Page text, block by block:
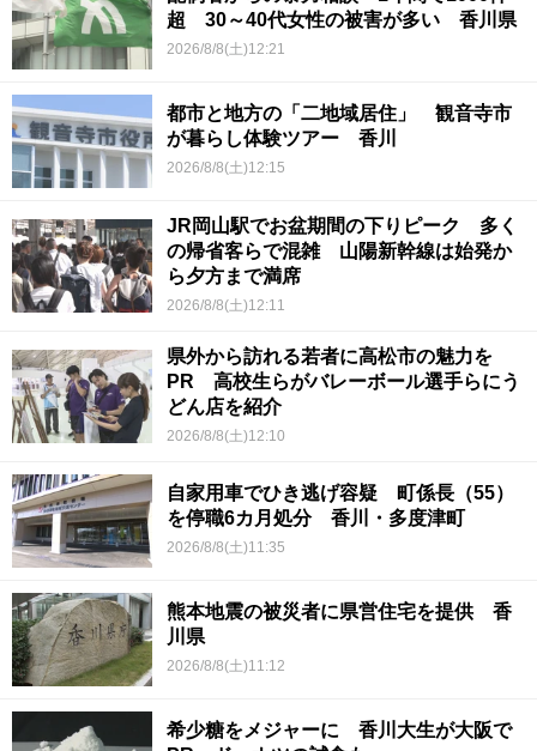
超 30～40代女性の被害が多い 香川県
2026/8/8(土)12:21
都市と地方の「二地域居住」 観音寺市
が暮らし体験ツアー 香川
2026/8/8(土)12:15
JR岡山駅でお盆期間の下りピーク 多く
の帰省客らで混雑 山陽新幹線は始発か
ら夕方まで満席
2026/8/8(土)12:11
県外から訪れる若者に高松市の魅力を
PR 高校生らがバレーボール選手らにう
どん店を紹介
2026/8/8(土)12:10
自家用車でひき逃げ容疑 町係長（55）
を停職6カ月処分 香川・多度津町
2026/8/8(土)11:35
熊本地震の被災者に県営住宅を提供 香
川県
2026/8/8(土)11:12
希少糖をメジャーに 香川大生が大阪で